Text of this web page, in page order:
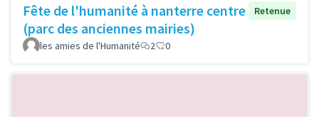
Fête de l'humanité à nanterre centre
(parc des anciennes mairies)
Retenue
les amies de l'Humanité 2 0